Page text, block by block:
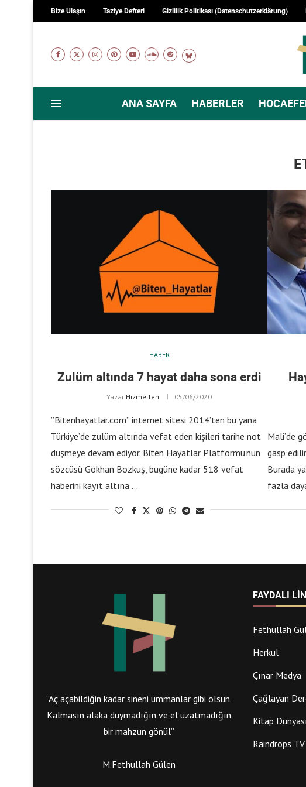
Bize Ulaşın Taziye Defteri Gizlilik Politikası (Datenschutzerklärung)
ANA SAYFA HABERLER
HABER
Zulüm altında 7 hayat daha sona erdi
Yazar Hizmetten 05/06/2020
”Bitenhayatlar.com” internet sitesi 2014’ten bu yana
Türkiye’de zulüm altında vefat eden kişileri tarihe not
düşmeye devam ediyor. Biten Hayatlar Platformu’nun
sözcüsü Gökhan Bozkuş, bugüne kadar 518 vefat
haberini kayıt altına …
Mali’de
gasp
Burada
fazla
“Aç açabildiğin kadar sineni ummanlar gibi olsun.
Kalmasın alaka duymadığın ve el uzatmadığın
bir mahzun gönül”
M.Fethullah Gülen
FAYDALI
Fethullah
Herkul
Çınar Medya
Çağlayan
Kitap
Raindrops TV